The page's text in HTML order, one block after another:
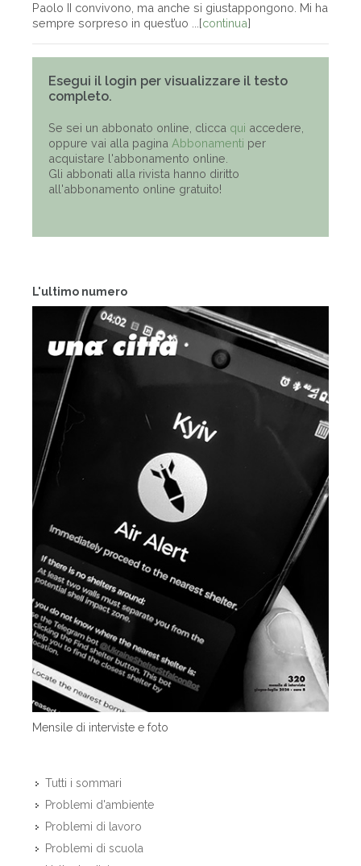
L'ultimo numero
Mensile di interviste e foto
Tutti i sommari
Problemi d'ambiente
Problemi di lavoro
Problemi di scuola
Paolo II convivono, ma anche si giustappongono. Mi ha
sempre sorpreso in quest’uo ...[continua]
Esegui il login per visualizzare il testo
completo.
Se sei un abbonato online, clicca qui accedere,
oppure vai alla pagina Abbonamenti per
acquistare l'abbonamento online.
Gli abbonati alla rivista hanno diritto
all'abbonamento online gratuito!